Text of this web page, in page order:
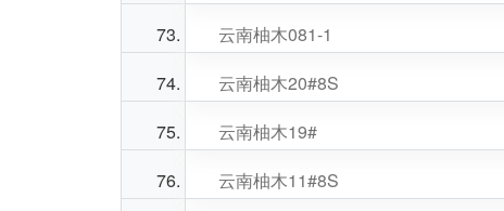
云南柚木081-1
云南柚木20#8S
云南柚木19#
云南柚木11#8S